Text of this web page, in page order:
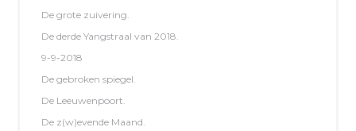
De grote zuivering.
De derde Yangstraal van 2018.
9-9-2018
De gebroken spiegel.
De Leeuwenpoort.
De z(w)evende Maand.